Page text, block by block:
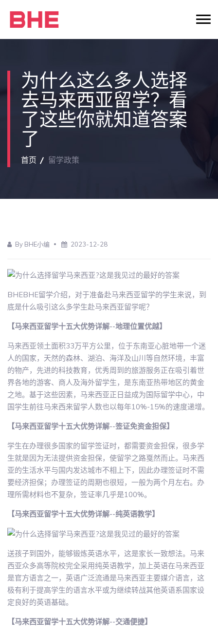
为什么这么多人选择
去马来西亚留学？看
了这些你就知道答案
了
首页 留学政策
By BHE小编 2023-12-28
BHEBHE留学介绍，对于准备赴马来西亚留学的学生来说，到
底是什么吸引这么多学生赴马来西亚留学呢？
【马来西亚留学十五大优势详解--地理位置优越】
马来西亚领土面积33万平方公里，位于东南亚心脏地带一个迷
人的国家，天然的森林、湖泊、海洋及山川等自然环境，丰富
的物产，先进的科技教育，优秀周到的旅游服务正在吸引着世
界各地的游客、商人及海外留学生，是东南亚热带地区的黄金
之地。基于这些因素，马来西亚正日益成为国际留学中心，中
国学生前往马来西来留学人数也以每年10%-15%的速度递增。
【马来西亚留学十五大优势详解--签证免资金担保】
学生在办理很多国家的留学签证时，都需要资金担保，很多学
生就是因为无法提供资金担保，使留学之路戛然而止。马来西
亚的生活水平与国内发达城市不相上下，因此办理签证时不需
要经济担保；办理签证的周期也很短，一般为两个月左右。办
理所需材料也不复杂，签证率几乎是100%。
【马来西亚留学十五大优势详解--纯英语教学】
送孩子到国外，能够锻炼英语水平，这是家长一致想法。马来
西亚众多高等院校完全采用纯英语教学，加上英语在马来西亚
是官方语言之一，英语广泛流通是马来西亚主要媒介语言，这
极有利于提高学生的语言水平或为继续转战其他英语系国家设
定良好的英语基础。
【马来西亚留学十五大优势详解--交通便捷】